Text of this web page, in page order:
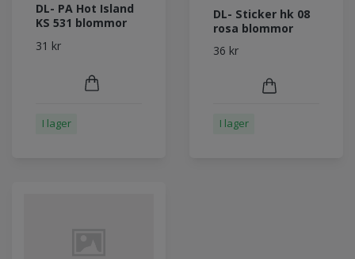
DL- PA Hot Island
KS 531 blommor
31 kr
I lager
DL- Sticker hk 08
rosa blommor
36 kr
I lager